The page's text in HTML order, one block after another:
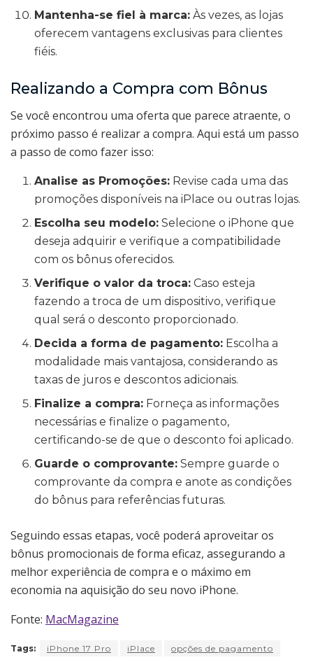
Mantenha-se fiel à marca: Às vezes, as lojas
oferecem vantagens exclusivas para clientes
fiéis.
Realizando a Compra com Bônus
Se você encontrou uma oferta que parece atraente, o
próximo passo é realizar a compra. Aqui está um passo
a passo de como fazer isso:
Analise as Promoções: Revise cada uma das
promoções disponíveis na iPlace ou outras lojas.
Escolha seu modelo: Selecione o iPhone que
deseja adquirir e verifique a compatibilidade
com os bônus oferecidos.
Verifique o valor da troca: Caso esteja
fazendo a troca de um dispositivo, verifique
qual será o desconto proporcionado.
Decida a forma de pagamento: Escolha a
modalidade mais vantajosa, considerando as
taxas de juros e descontos adicionais.
Finalize a compra: Forneça as informações
necessárias e finalize o pagamento,
certificando-se de que o desconto foi aplicado.
Guarde o comprovante: Sempre guarde o
comprovante da compra e anote as condições
do bônus para referências futuras.
Seguindo essas etapas, você poderá aproveitar os
bônus promocionais de forma eficaz, assegurando a
melhor experiência de compra e o máximo em
economia na aquisição do seu novo iPhone.
Fonte: MacMagazine
Tags: iPhone 17 Pro iPlace opções de pagamento